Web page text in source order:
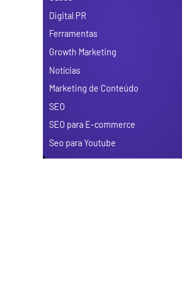
Digital PR
Ferramentas
Growth Marketing
Notícias
Marketing de Conteúdo
SEO
SEO para E-commerce
Seo para Youtube